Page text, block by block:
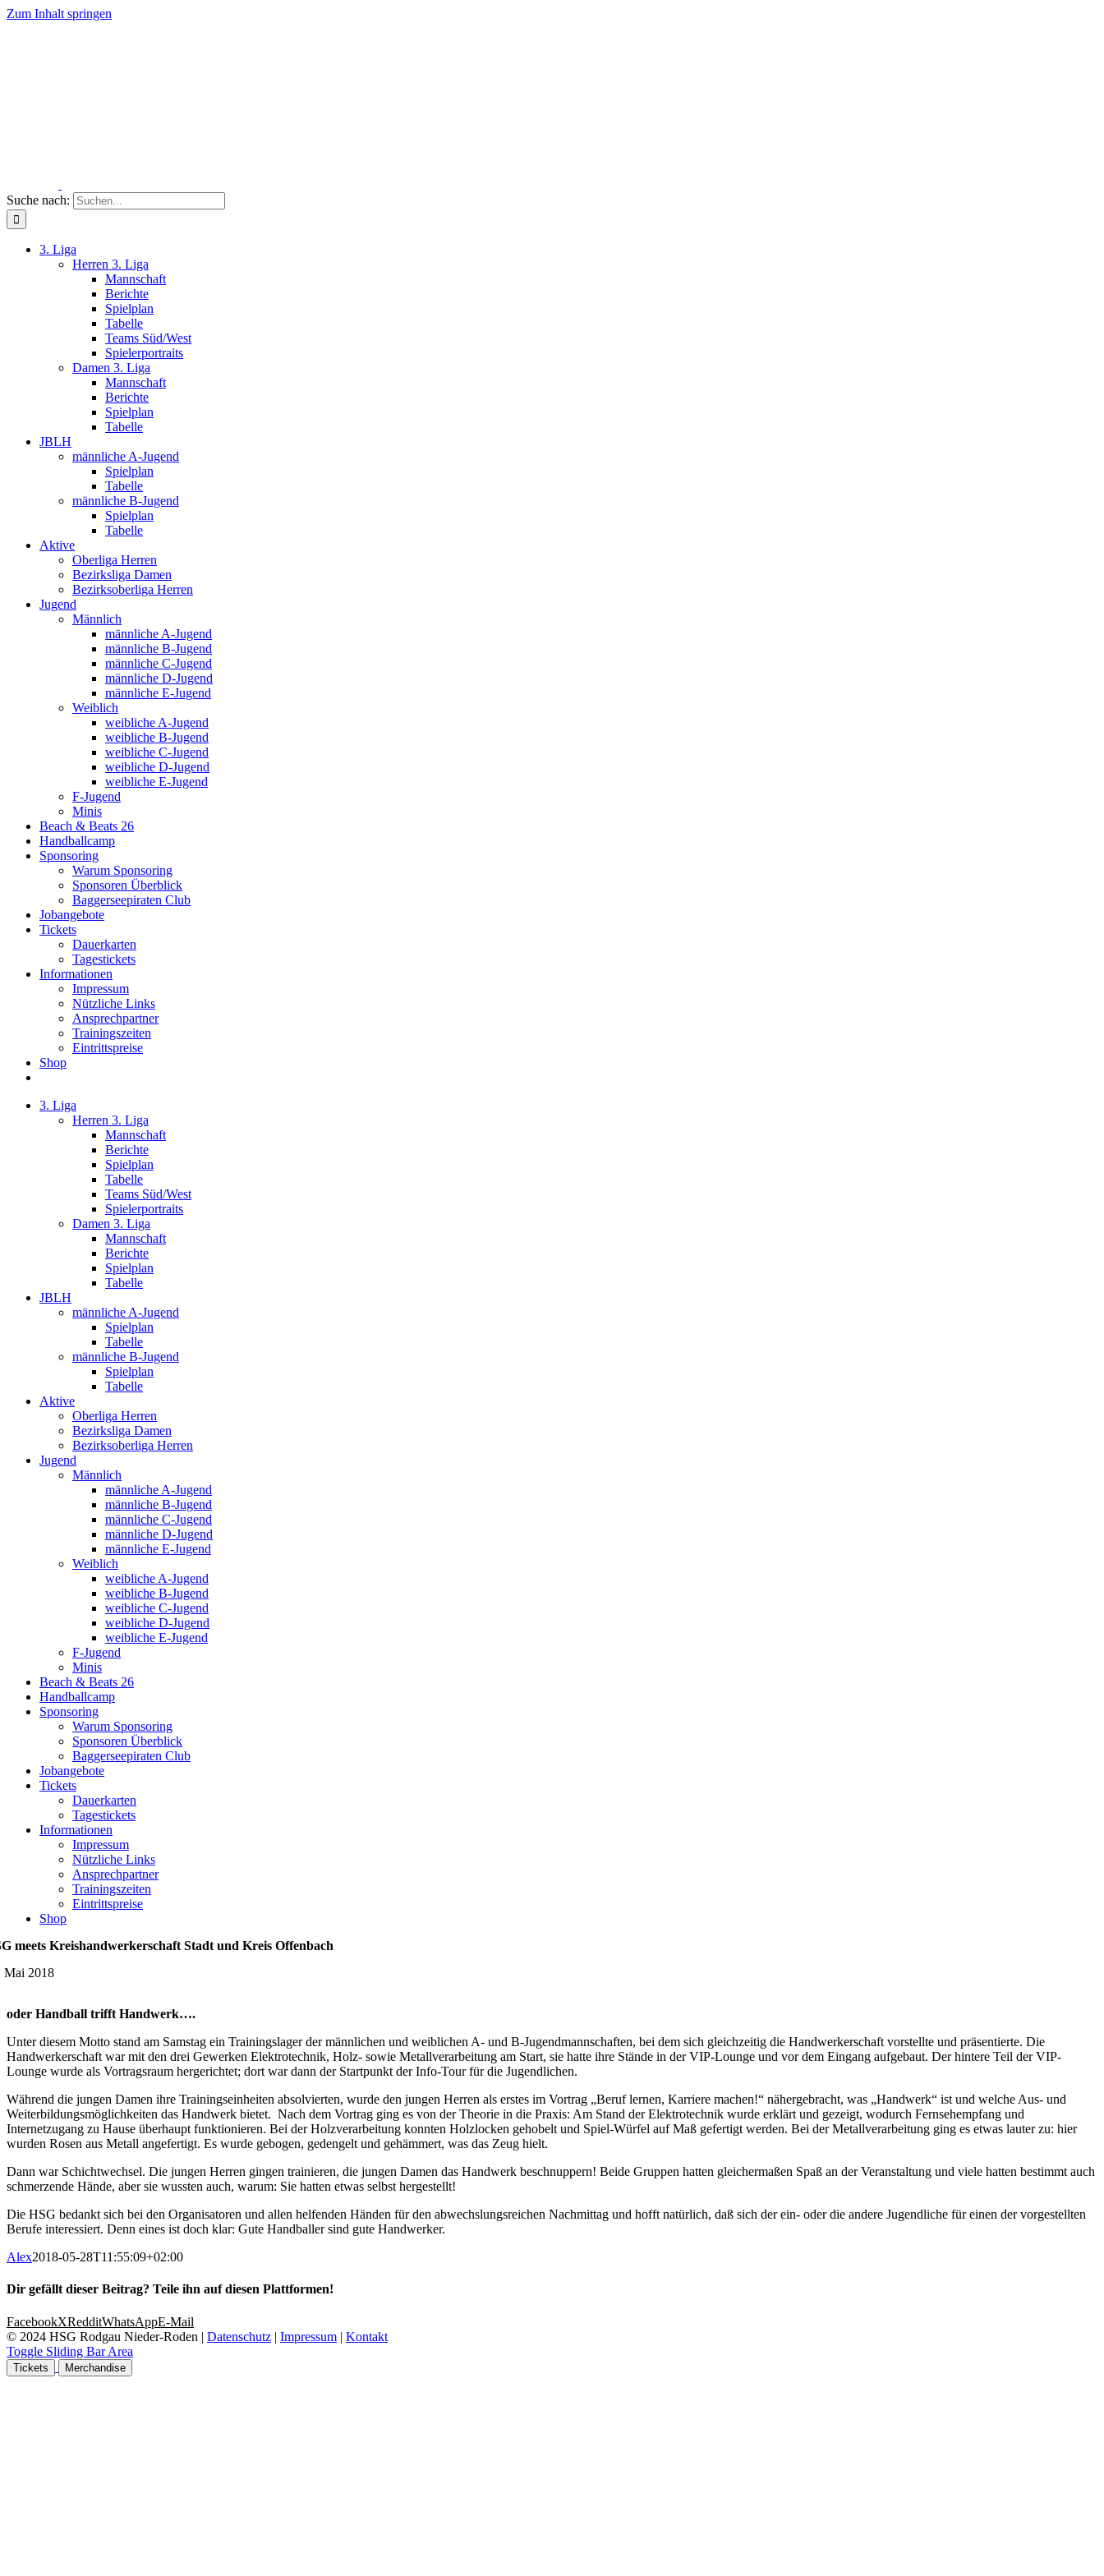
Zum Inhalt springen
Suche nach:
3. Liga
Herren 3. Liga
Mannschaft
Berichte
Spielplan
Tabelle
Teams Süd/West
Spielerportraits
Damen 3. Liga
Mannschaft
Berichte
Spielplan
Tabelle
JBLH
männliche A-Jugend
Spielplan
Tabelle
männliche B-Jugend
Spielplan
Tabelle
Aktive
Oberliga Herren
Bezirksliga Damen
Bezirksoberliga Herren
Jugend
Männlich
männliche A-Jugend
männliche B-Jugend
männliche C-Jugend
männliche D-Jugend
männliche E-Jugend
Weiblich
weibliche A-Jugend
weibliche B-Jugend
weibliche C-Jugend
weibliche D-Jugend
weibliche E-Jugend
F-Jugend
Minis
Beach & Beats 26
Handballcamp
Sponsoring
Warum Sponsoring
Sponsoren Überblick
Baggerseepiraten Club
Jobangebote
Tickets
Dauerkarten
Tagestickets
Informationen
Impressum
Nützliche Links
Ansprechpartner
Trainingszeiten
Eintrittspreise
Shop
3. Liga
Herren 3. Liga
Mannschaft
Berichte
Spielplan
Tabelle
Teams Süd/West
Spielerportraits
Damen 3. Liga
Mannschaft
Berichte
Spielplan
Tabelle
JBLH
männliche A-Jugend
Spielplan
Tabelle
männliche B-Jugend
Spielplan
Tabelle
Aktive
Oberliga Herren
Bezirksliga Damen
Bezirksoberliga Herren
Jugend
Männlich
männliche A-Jugend
männliche B-Jugend
männliche C-Jugend
männliche D-Jugend
männliche E-Jugend
Weiblich
weibliche A-Jugend
weibliche B-Jugend
weibliche C-Jugend
weibliche D-Jugend
weibliche E-Jugend
F-Jugend
Minis
Beach & Beats 26
Handballcamp
Sponsoring
Warum Sponsoring
Sponsoren Überblick
Baggerseepiraten Club
Jobangebote
Tickets
Dauerkarten
Tagestickets
Informationen
Impressum
Nützliche Links
Ansprechpartner
Trainingszeiten
Eintrittspreise
Shop
meets Kreishandwerkerschaft Stadt und Kreis Offenbach
Mai 2018
oder Handball trifft Handwerk….
Unter diesem Motto stand am Samstag ein Trainingslager der männlichen und weiblichen A- und B-Jugendmannschaften, bei dem sich gleichzeitig die Handwerkerschaft vorstellte und präsentierte. Die
Handwerkerschaft war mit den drei Gewerken Elektrotechnik, Holz- sowie Metallverarbeitung am Start, sie hatte ihre Stände in der VIP-Lounge und vor dem Eingang aufgebaut. Der hintere Teil der VIP-
Lounge wurde als Vortragsraum hergerichtet; dort war dann der Startpunkt der Info-Tour für die Jugendlichen.
Während die jungen Damen ihre Trainingseinheiten absolvierten, wurde den jungen Herren als erstes im Vortrag „Beruf lernen, Karriere machen!“ nähergebracht, was „Handwerk“ ist und welche Aus- und
Weiterbildungsmöglichkeiten das Handwerk bietet. Nach dem Vortrag ging es von der Theorie in die Praxis: Am Stand der Elektrotechnik wurde erklärt und gezeigt, wodurch Fernsehempfang und
Internetzugang zu Hause überhaupt funktionieren. Bei der Holzverarbeitung konnten Holzlocken gehobelt und Spiel-Würfel auf Maß gefertigt werden. Bei der Metallverarbeitung ging es etwas lauter zu: hier
wurden Rosen aus Metall angefertigt. Es wurde gebogen, gedengelt und gehämmert, was das Zeug hielt.
Dann war Schichtwechsel. Die jungen Herren gingen trainieren, die jungen Damen das Handwerk beschnuppern! Beide Gruppen hatten gleichermaßen Spaß an der Veranstaltung und viele hatten bestimmt auch
schmerzende Hände, aber sie wussten auch, warum: Sie hatten etwas selbst hergestellt!
Die HSG bedankt sich bei den Organisatoren und allen helfenden Händen für den abwechslungsreichen Nachmittag und hofft natürlich, daß sich der ein- oder die andere Jugendliche für einen der vorgestellten
Berufe interessiert. Denn eines ist doch klar: Gute Handballer sind gute Handwerker.
Alex2018-05-28T11:55:09+02:00
Dir gefällt dieser Beitrag? Teile ihn auf diesen Plattformen!
FacebookXRedditWhatsAppE-Mail
© 2024 HSG Rodgau Nieder-Roden | Datenschutz | Impressum | Kontakt
Toggle Sliding Bar Area
Tickets Merchandise